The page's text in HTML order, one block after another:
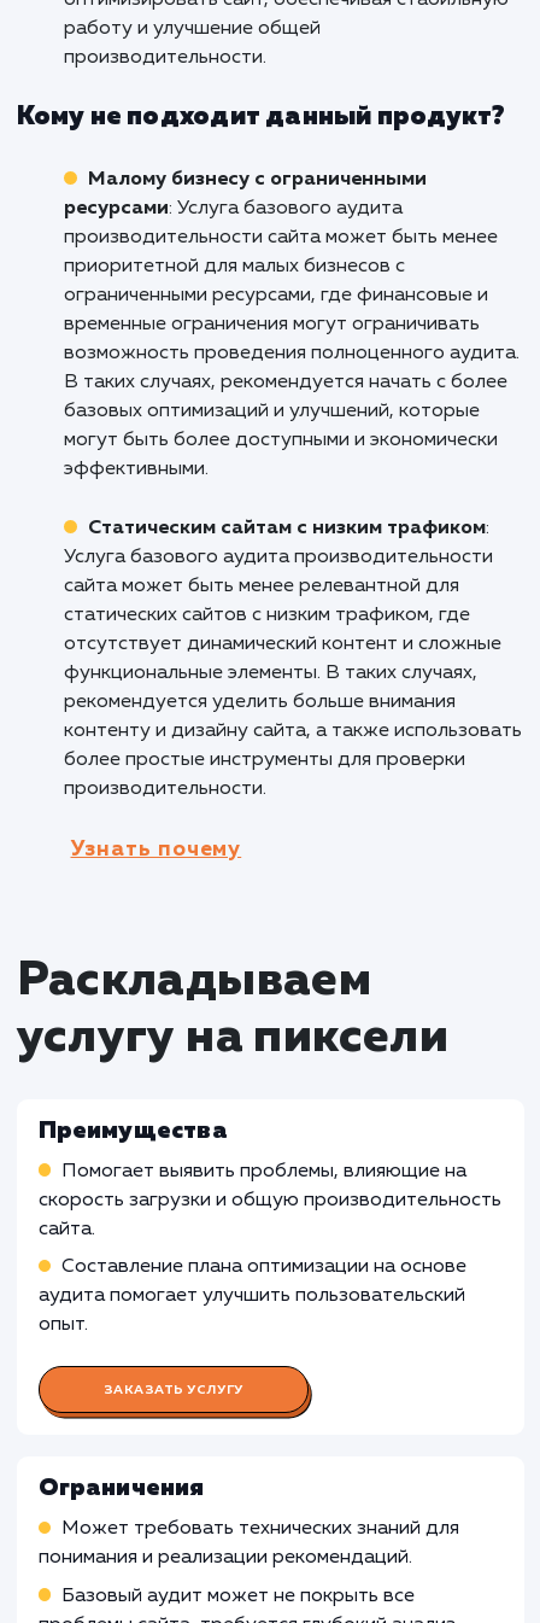
коммерции : Услуга базового аудита
производительности сайта полезна для
где каждая секунда загрузки сайта имеет
которые могут замедлять загрузку страниц,
например, большие изображения или
скрипты. Аудит помогает оптимизировать
улучшая пользовательский опыт, снижая
и увеличивая конверсии.
Корпоративным сайтам и
Услуга базового аудита
сайта полезна для корпоративных сайтов и
предприятий, которые представляют свою
проблемы, которые могут влиять на
работоспособность сайта, такие как
неправильная конфигурация сервера или
перегруженные ресурсы. Аудит позволяет
оптимизировать сайт, обеспечивая
работу и улучшение общей
производительности.
Кому не подходит данный
Малому бизнесу с ограниченными
ограниченными ресурсами, где финансовые
возможность проведения полноценного
могут быть более доступными и
эффективными.
Услуга базового аудита
сайта может быть менее релевантной для
отсутствует динамический контент и
функциональные элементы. В таких случаях,
более простые инструменты для проверки
производительности.
Узнать почему